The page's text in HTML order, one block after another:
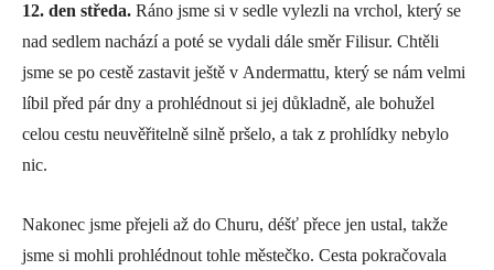
12. den středa. Ráno jsme si v sedle vylezli na vrchol, který se
nad sedlem nachází a poté se vydali dále směr Filisur. Chtěli
jsme se po cestě zastavit ještě v Andermattu, který se nám velmi
líbil před pár dny a prohlédnout si jej důkladně, ale bohužel
celou cestu neuvěřitelně silně pršelo, a tak z prohlídky nebylo
nic.
Nakonec jsme přejeli až do Churu, déšť přece jen ustal, takže
jsme si mohli prohlédnout tohle městečko. Cesta pokračovala